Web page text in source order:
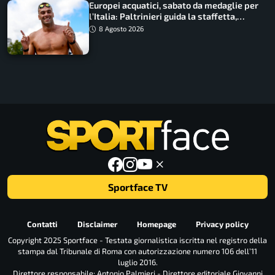
Europei acquatici, sabato da medaglie per
l’Italia: Paltrinieri guida la staffetta,
Barnabà sogna l’oro dalle grandi altezze
8 Agosto 2026
Sportface TV
Contatti Disclaimer Homepage
Privacy policy
Copyright 2025 Sportface - Testata giornalistica iscritta nel registro della
stampa dal Tribunale di Roma con autorizzazione numero 106 dell’11
luglio 2016.